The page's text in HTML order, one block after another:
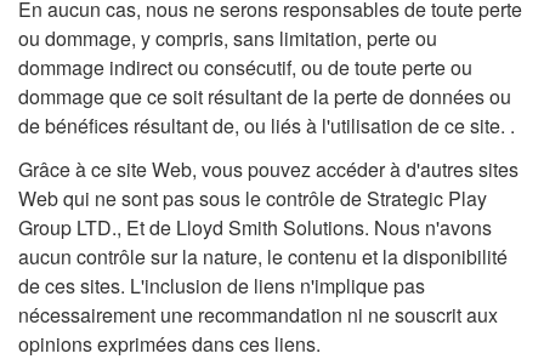
En aucun cas, nous ne serons responsables de toute perte
ou dommage, y compris, sans limitation, perte ou
dommage indirect ou consécutif, ou de toute perte ou
dommage que ce soit résultant de la perte de données ou
de bénéfices résultant de, ou liés à l'utilisation de ce site. .
Grâce à ce site Web, vous pouvez accéder à d'autres sites
Web qui ne sont pas sous le contrôle de Strategic Play
Group LTD., Et de Lloyd Smith Solutions. Nous n'avons
aucun contrôle sur la nature, le contenu et la disponibilité
de ces sites. L'inclusion de liens n'implique pas
nécessairement une recommandation ni ne souscrit aux
opinions exprimées dans ces liens.